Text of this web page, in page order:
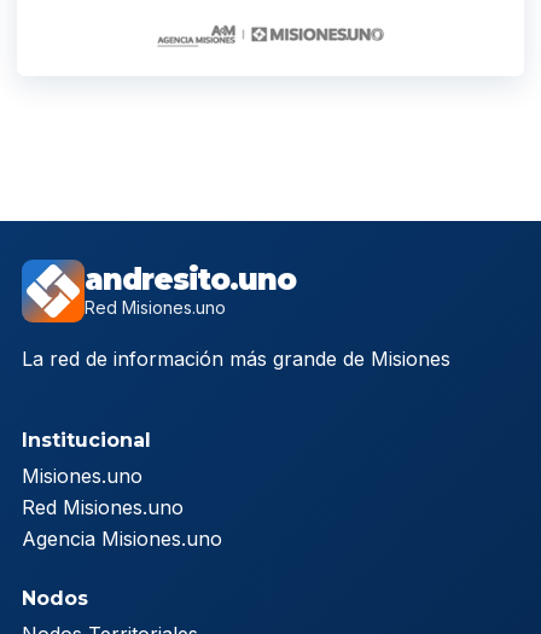
andresito.uno
Red Misiones.uno
La red de información más grande de Misiones
Institucional
Misiones.uno
Red Misiones.uno
Agencia Misiones.uno
Nodos